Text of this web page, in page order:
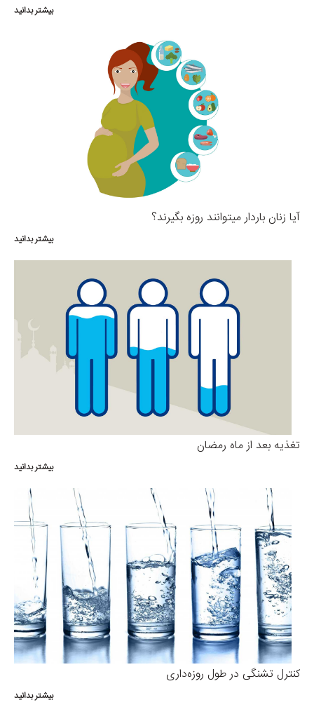
بیشتر بدانید
آیا زنان باردار میتوانند روزه بگیرند؟
بیشتر بدانید
تغذیه بعد از ماه رمضان
بیشتر بدانید
کنترل تشنگی در طول روزه‌داری
بیشتر بدانید